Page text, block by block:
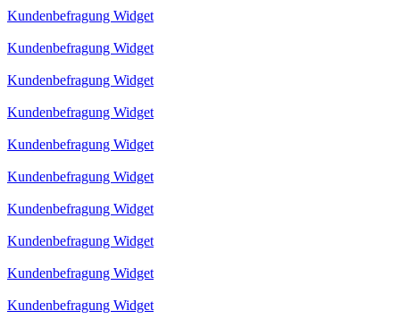
Kundenbefragung Widget
Kundenbefragung Widget
Kundenbefragung Widget
Kundenbefragung Widget
Kundenbefragung Widget
Kundenbefragung Widget
Kundenbefragung Widget
Kundenbefragung Widget
Kundenbefragung Widget
Kundenbefragung Widget